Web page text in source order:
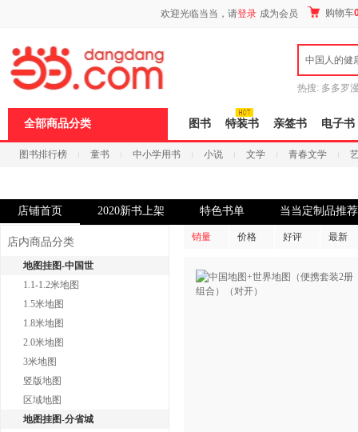
欢迎光临当当，请登录 成为会员 购物车
中国人的健
热搜: 多多罗
全部商品分类 图书 特装书 亲签书 电子书
图书排行榜 童书 中小学用书 小说 文学 青春文学
店铺首页 2020新书上架 特色书单 当当定制品推荐
店内商品分类
地图挂图-中国世
1.1-1.2米地图
1.5米地图
1.8米地图
2.0米地图
3米地图
竖版地图
区域地图
地图挂图-分省城
销量 价格 好评 最新
页
浪
键
打